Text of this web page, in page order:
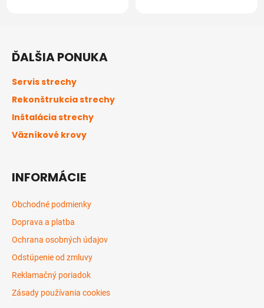
ĎALŠIA PONUKA
Servis strechy
Rekonštrukcia strechy
Inštalácia strechy
Väzníkové krovy
INFORMÁCIE
Obchodné podmienky
Doprava a platba
Ochrana osobných údajov
Odstúpenie od zmluvy
Reklamačný poriadok
Zásady používania cookies